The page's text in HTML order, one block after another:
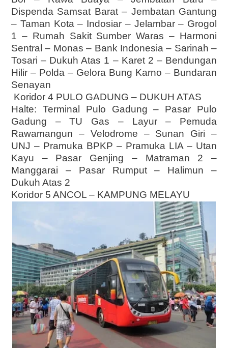
Dispenda Samsat Barat – Jembatan Gantung
– Taman Kota – Indosiar – Jelambar – Grogol
1 – Rumah Sakit Sumber Waras – Harmoni
Sentral – Monas – Bank Indonesia – Sarinah –
Tosari – Dukuh Atas 1 – Karet 2 – Bendungan
Hilir – Polda – Gelora Bung Karno – Bundaran
Senayan
Koridor 4 PULO GADUNG – DUKUH ATAS
Halte: Terminal Pulo Gadung – Pasar Pulo
Gadung – TU Gas – Layur – Pemuda
Rawamangun – Velodrome – Sunan Giri –
UNJ – Pramuka BPKP – Pramuka LIA – Utan
Kayu – Pasar Genjing – Matraman 2 –
Manggarai – Pasar Rumput – Halimun –
Dukuh Atas 2
Koridor 5 ANCOL – KAMPUNG MELAYU